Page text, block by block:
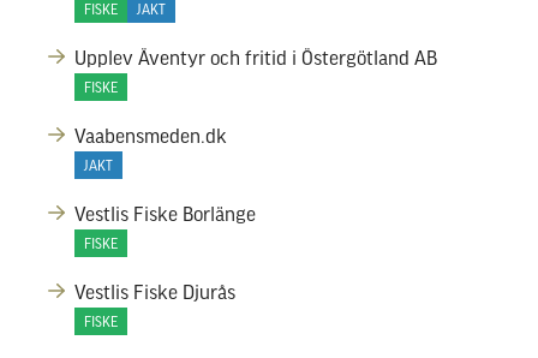
FISKE JAKT
Upplev Äventyr och fritid i Östergötland AB
FISKE
Vaabensmeden.dk
JAKT
Vestlis Fiske Borlänge
FISKE
Vestlis Fiske Djurås
FISKE